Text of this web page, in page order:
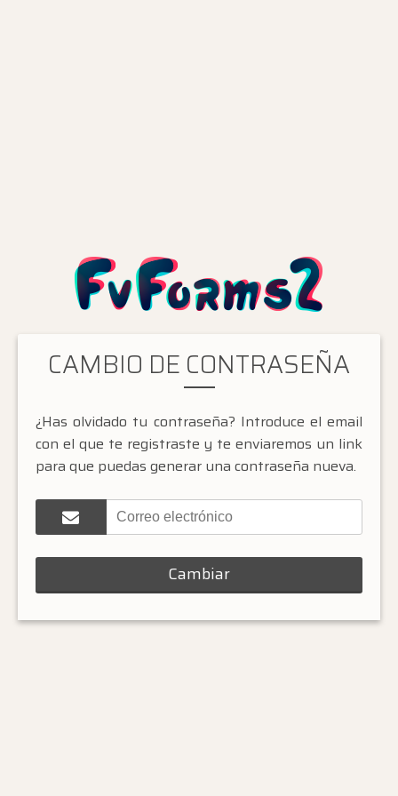
CAMBIO DE CONTRASEÑA
¿Has olvidado tu contraseña? Introduce el email
con el que te registraste y te enviaremos un link
para que puedas generar una contraseña nueva.
Cambiar